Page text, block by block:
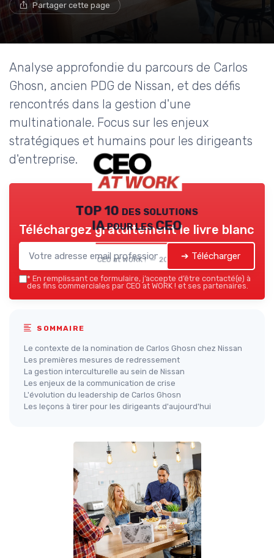
Partager cette page
Analyse approfondie du parcours de Carlos
Ghosn, ancien PDG de Nissan, et des défis
rencontrés dans la gestion d'une
multinationale. Focus sur les enjeux
stratégiques et humains pour les dirigeants
d'entreprise.
TOP 10 des solutions
IA pour les CEO
CEO at WORK ! — 2026
Téléchargez gratuitement le livre blanc
➔ Télécharger
* En remplissant ce formulaire, j’accepte d’être contacté(e) à
des fins commerciales par CEO at WORK ! et ses partenaires.
SOMMAIRE
Le contexte de la nomination de Carlos Ghosn chez Nissan
Les premières mesures de redressement
La gestion interculturelle au sein de Nissan
Les enjeux de la communication de crise
L'évolution du leadership de Carlos Ghosn
Les leçons à tirer pour les dirigeants d'aujourd'hui